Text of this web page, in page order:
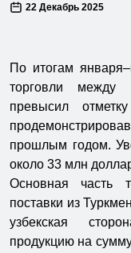
22 Декабрь 2025
По итогам
торговли между
превысил
прошлым годом.
около 33 млн
Основная часть
поставки из
узбекская
продукцию на